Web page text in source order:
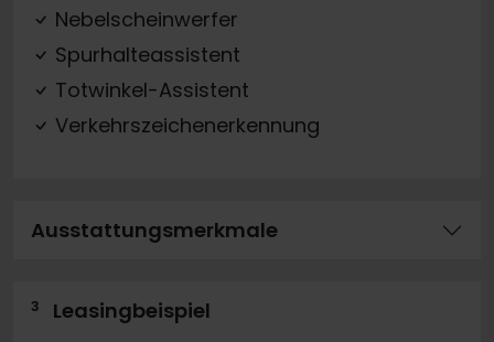
Nebelscheinwerfer
Spurhalteassistent
Totwinkel-Assistent
Verkehrszeichenerkennung
Ausstattungsmerkmale
3
Leasingbeispiel